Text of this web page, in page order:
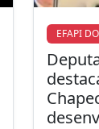
EFAPI